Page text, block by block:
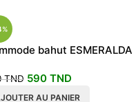
bahut ESMERALDA
TND 590 TND
AU PANIER